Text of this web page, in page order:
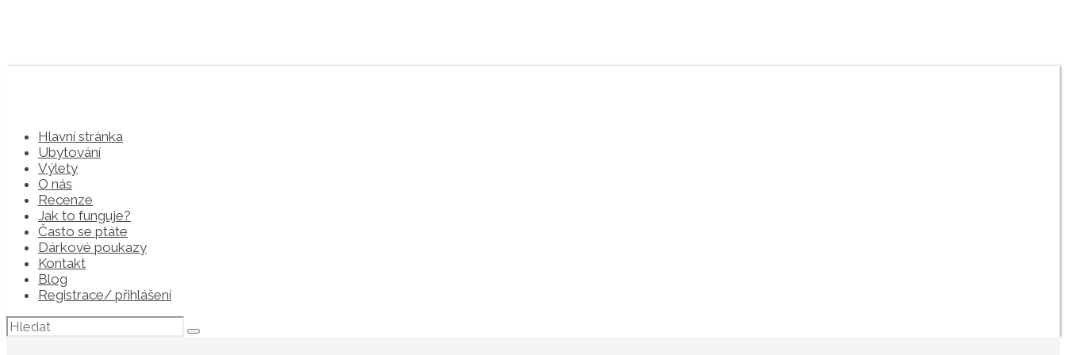
Hlavní stránka
Ubytování
Výlety
O nás
Recenze
Jak to funguje?
Často se ptáte
Dárkové poukazy
Kontakt
Blog
Registrace/ přihlášení
Hledat: